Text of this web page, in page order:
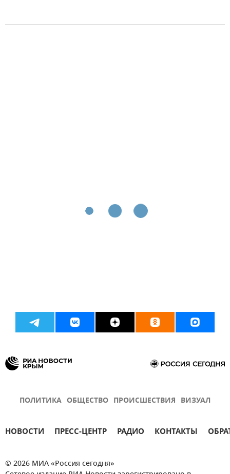
ПОЛИТИКА ОБЩЕСТВО ПРОИСШЕСТВИЯ ВИЗУАЛ
НОВОСТИ ПРЕСС-ЦЕНТР РАДИО КОНТАКТЫ
© 2026 МИА «Россия сегодня»